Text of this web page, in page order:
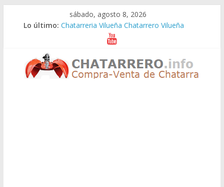
sábado, agosto 8, 2026
Lo último: Chatarreria Vilueña Chatarrero Vilueña
Chatarreria Zuera Chatarrero Zuera
Chatarreria Zaragoza Chatarrero Zaragoza
Chatarreria Zaida Chatarrero Zaida
Chatarreria Vistabella Chatarrero Vistabella